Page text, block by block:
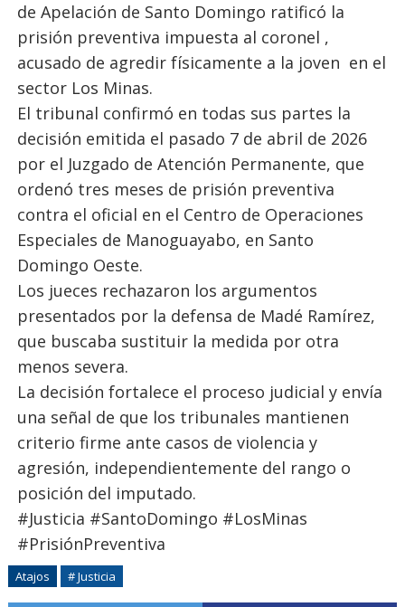
de Apelación de Santo Domingo ratificó la
prisión preventiva impuesta al coronel ,
acusado de agredir físicamente a la joven en el
sector Los Minas.
El tribunal confirmó en todas sus partes la
decisión emitida el pasado 7 de abril de 2026
por el Juzgado de Atención Permanente, que
ordenó tres meses de prisión preventiva
contra el oficial en el Centro de Operaciones
Especiales de Manoguayabo, en Santo
Domingo Oeste.
Los jueces rechazaron los argumentos
presentados por la defensa de Madé Ramírez,
que buscaba sustituir la medida por otra
menos severa.
La decisión fortalece el proceso judicial y envía
una señal de que los tribunales mantienen
criterio firme ante casos de violencia y
agresión, independientemente del rango o
posición del imputado.
#Justicia #SantoDomingo #LosMinas
#PrisiónPreventiva
Atajos # Justicia